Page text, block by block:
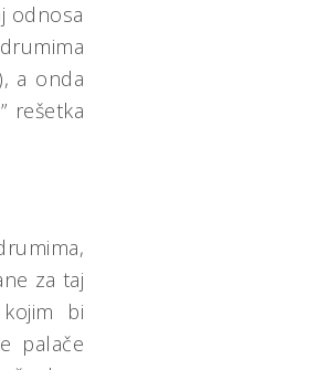
odnosa
a onda
rešetka
za taj
bi
palače